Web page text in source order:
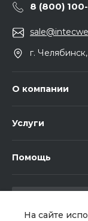
На сайте
8 (800)
г.
О компании
Услуги
Помощь